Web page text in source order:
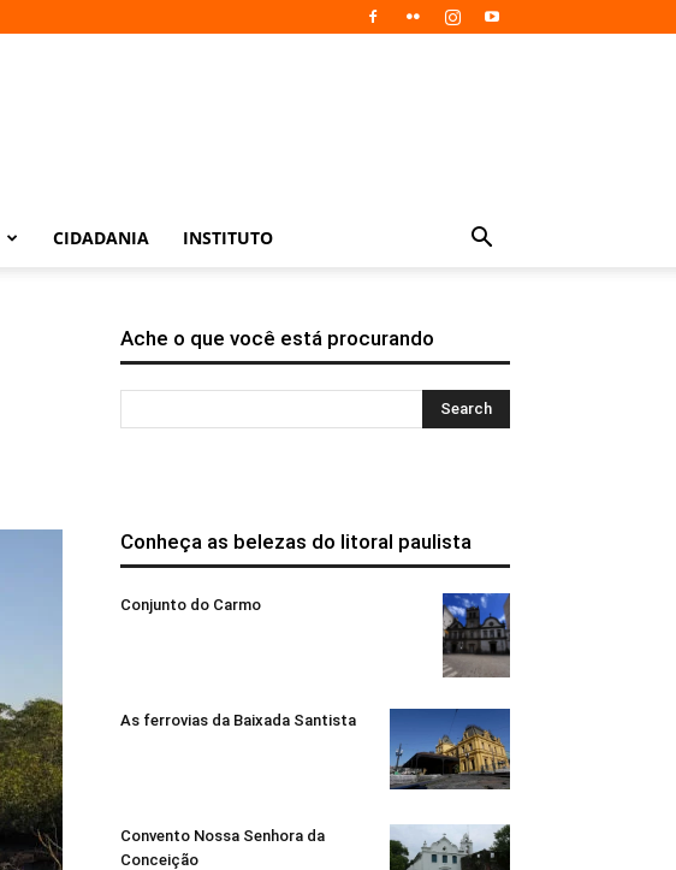
CIDADANIA INSTITUTO
Ache o que você está procurando
Conheça as belezas do litoral paulista
Conjunto do Carmo
As ferrovias da Baixada Santista
Convento Nossa Senhora da
Conceição